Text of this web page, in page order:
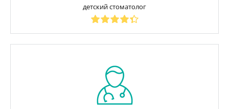
детский стоматолог